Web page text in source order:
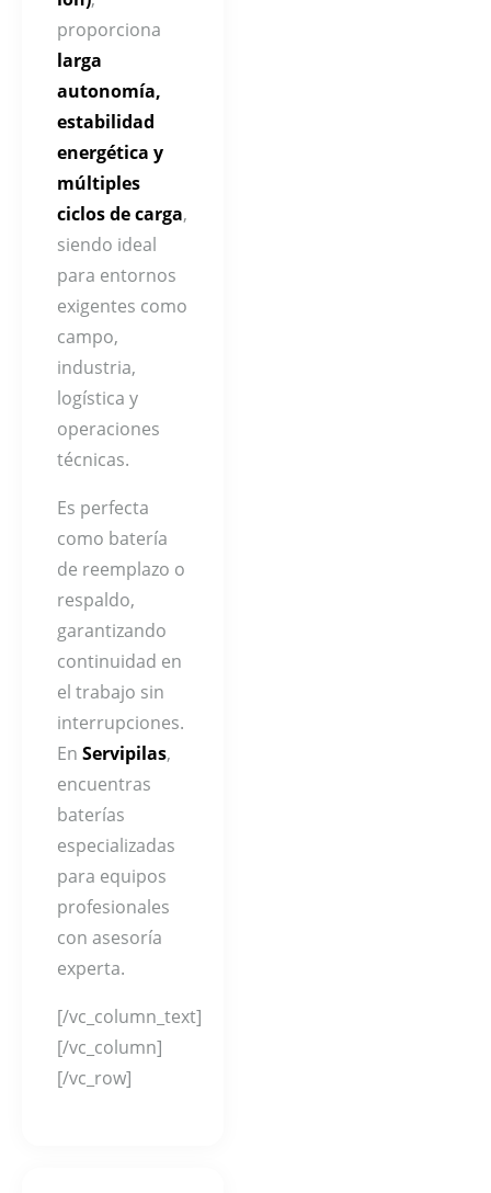
proporciona
larga
autonomía,
estabilidad
energética y
múltiples
ciclos de carga,
siendo ideal
para entornos
exigentes como
campo,
industria,
logística y
operaciones
técnicas.
Es perfecta
como batería
de reemplazo o
respaldo,
garantizando
continuidad en
el trabajo sin
interrupciones.
En Servipilas,
encuentras
baterías
especializadas
para equipos
profesionales
con asesoría
experta.
[/vc_column_text]
[/vc_column]
[/vc_row]